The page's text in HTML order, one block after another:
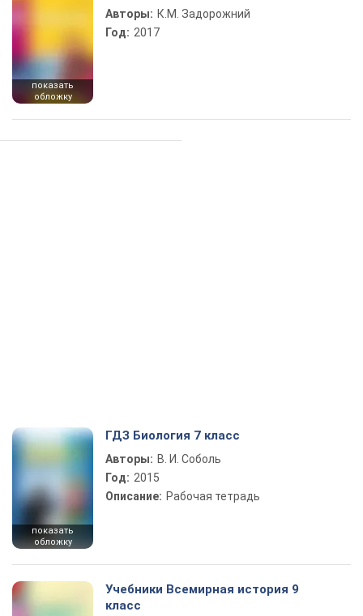
показать
обложку
Авторы: К.М. Задорожний
Год: 2017
показать
обложку
ГДЗ Биология 7 класс
Авторы: В. И. Соболь
Год: 2015
Описание: Рабочая тетрадь
Учебники Всемирная история 9
класс